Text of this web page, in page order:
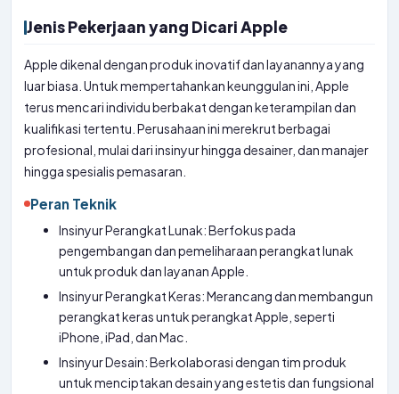
Jenis Pekerjaan yang Dicari Apple
Apple dikenal dengan produk inovatif dan layanannya yang
luar biasa. Untuk mempertahankan keunggulan ini, Apple
terus mencari individu berbakat dengan keterampilan dan
kualifikasi tertentu. Perusahaan ini merekrut berbagai
profesional, mulai dari insinyur hingga desainer, dan manajer
hingga spesialis pemasaran.
Peran Teknik
Insinyur Perangkat Lunak: Berfokus pada
pengembangan dan pemeliharaan perangkat lunak
untuk produk dan layanan Apple.
Insinyur Perangkat Keras: Merancang dan membangun
perangkat keras untuk perangkat Apple, seperti
iPhone, iPad, dan Mac.
Insinyur Desain: Berkolaborasi dengan tim produk
untuk menciptakan desain yang estetis dan fungsional